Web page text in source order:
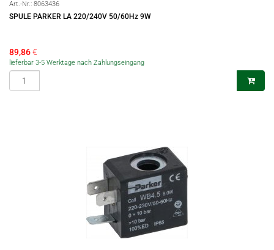
Art.-Nr.: 8063436
SPULE PARKER LA 220/240V 50/60Hz 9W
89,86€
lieferbar 3-5 Werktage nach Zahlungseingang